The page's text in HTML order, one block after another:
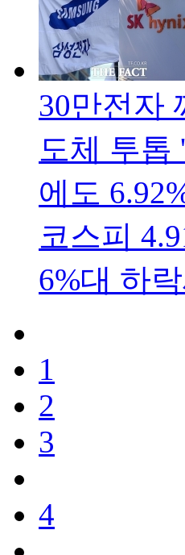
30만전자
도체 투톱
에도
코스피
6%대 하
1
2
3
4